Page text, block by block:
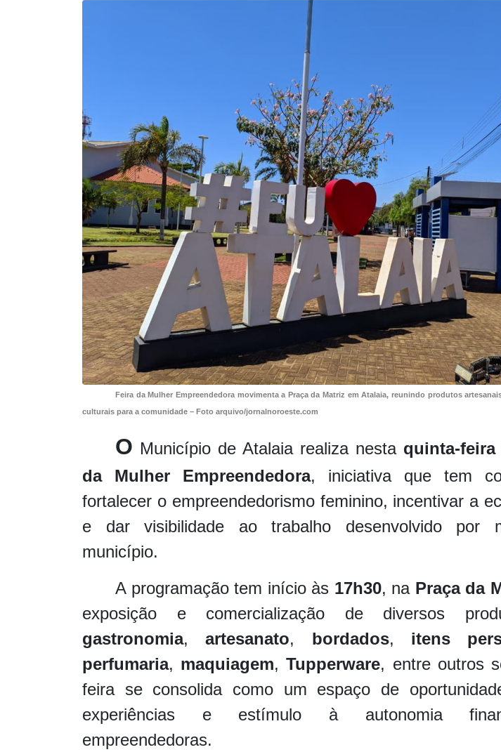
Feira da Mulher Empreendedora movimenta a Praça da Matriz em Atalaia, reunindo produtos
culturais para a comunidade – Foto arquivo/jornalnoroeste.com
O Município de Atalaia realiza nesta quinta-feira
da Mulher Empreendedora, iniciativa que tem
fortalecer o empreendedorismo feminino, incentivar a
e dar visibilidade ao trabalho desenvolvido por
município.
A programação tem início às 17h30, na Praça da
exposição e comercialização de diversos
gastronomia,artesanato, bordados, itens
perfumaria, maquiagem,Tupperware, entre outros
feira se consolida como um espaço de
experiências e estímulo à autonomia
empreendedoras.